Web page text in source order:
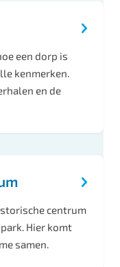
een dorp is
kenmerken.
en de
centrum
Hier komt
samen.